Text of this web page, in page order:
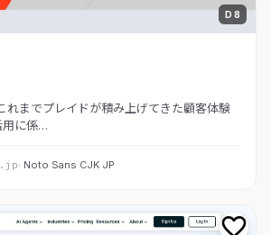
D 8
れまでプレイドが積み上げてきた顧客体験
用に係…
· Noto Sans CJK JP